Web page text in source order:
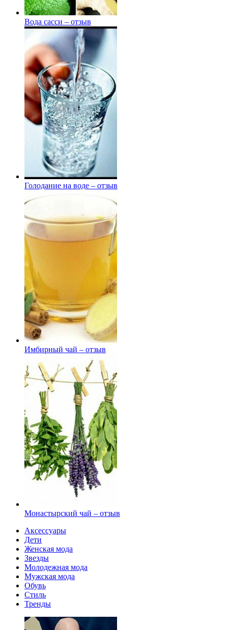
Вода сасси – отзыв
Голодание на воде – отзыв
Имбирный чай – отзыв
Монастырский чай – отзыв
Аксессуары
Дети
Женская мода
Звезды
Молодежная мода
Мужская мода
Обувь
Стиль
Тренды